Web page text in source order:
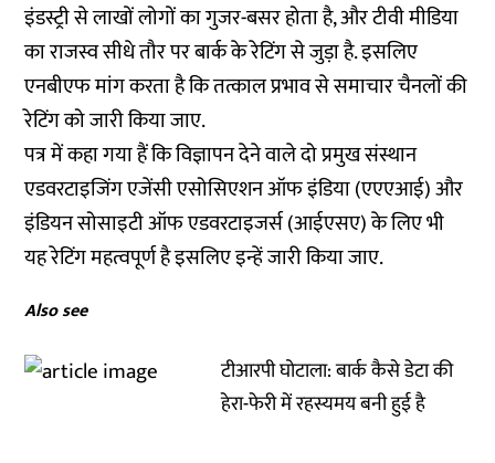
इंडस्ट्री से लाखों लोगों का गुजर-बसर होता है, और टीवी मीडिया
का राजस्व सीधे तौर पर बार्क के रेटिंग से जुड़ा है. इसलिए
एनबीएफ मांग करता है कि तत्काल प्रभाव से समाचार चैनलों की
रेटिंग को जारी किया जाए.
पत्र में कहा गया हैं कि विज्ञापन देने वाले दो प्रमुख संस्थान
एडवरटाइजिंग एजेंसी एसोसिएशन ऑफ इंडिया (एएएआई) और
इंडियन सोसाइटी ऑफ एडवरटाइजर्स (आईएसए) के लिए भी
यह रेटिंग महत्वपूर्ण है इसलिए इन्हें जारी किया जाए.
Also see
टीआरपी घोटाला: बार्क कैसे डेटा की
हेरा-फेरी में रहस्यमय बनी हुई है